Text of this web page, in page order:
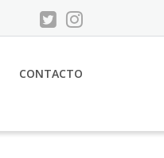
CONTACTO